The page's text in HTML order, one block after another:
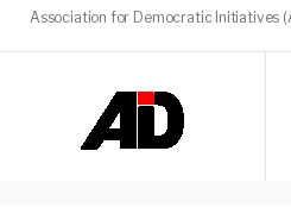
Association for Democratic Initiatives